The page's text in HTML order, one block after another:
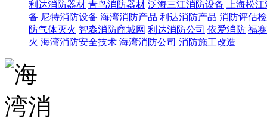
利达消防器材 青鸟消防器材 泛海三江消防设备
上海松
备 尼特消防设备 海湾消防产品 利达消防产品 消防评估
防气体灭火 智淼消防商城网 利达消防公司 依爱消防 福
火 海湾消防安全技术 海湾消防公司 消防施工改造